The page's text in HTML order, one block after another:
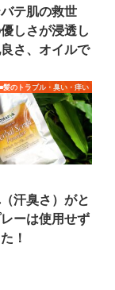
テ肌の救世
しさが浸透し
さ、オイルで
■髪のトラブル・臭い・痒い
汗臭さ）がと
ーは使用せず
！